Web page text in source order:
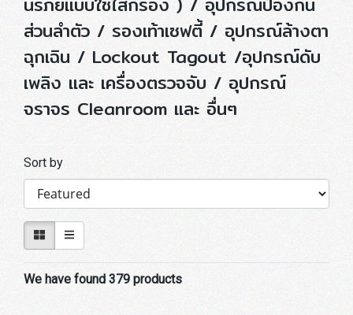
ส่วนลำตัว / รองเท้าเซฟตี้ / อุปกรณ์ล้างตา
ฉุกเฉิน / Lockout Tagout /อุปกรณ์ดับ
เพลิง และ เครื่องตรวจจับ / อุปกรณ์
จราจร Cleanroom และ อื่นๆ
Sort by
We have found 379 products